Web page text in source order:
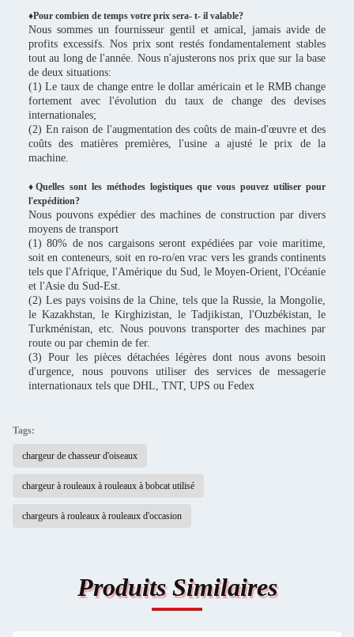
♦Pour combien de temps votre prix sera- t- il valable?
Nous sommes un fournisseur gentil et amical, jamais avide de
profits excessifs. Nos prix sont restés fondamentalement stables
tout au long de l'année. Nous n'ajusterons nos prix que sur la base
de deux situations:
(1) Le taux de change entre le dollar américain et le RMB change
fortement avec l'évolution du taux de change des devises
internationales;
(2) En raison de l'augmentation des coûts de main-d'œuvre et des
coûts des matières premières, l'usine a ajusté le prix de la
machine.
♦Quelles sont les méthodes logistiques que vous pouvez utiliser pour
l'expédition?
Nous pouvons expédier des machines de construction par divers
moyens de transport
(1) 80% de nos cargaisons seront expédiées par voie maritime,
soit en conteneurs, soit en ro-ro/en vrac vers les grands continents
tels que l'Afrique, l'Amérique du Sud, le Moyen-Orient, l'Océanie
et l'Asie du Sud-Est.
(2) Les pays voisins de la Chine, tels que la Russie, la Mongolie,
le Kazakhstan, le Kirghizistan, le Tadjikistan, l'Ouzbékistan, le
Turkménistan, etc. Nous pouvons transporter des machines par
route ou par chemin de fer.
(3) Pour les pièces détachées légères dont nous avons besoin
d'urgence, nous pouvons utiliser des services de messagerie
internationaux tels que DHL, TNT, UPS ou Fedex
Tags:
chargeur de chasseur d'oiseaux
chargeur à rouleaux à rouleaux à bobcat utilisé
chargeurs à rouleaux à rouleaux d'occasion
Produits Similaires